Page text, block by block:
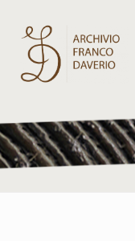
Archivio
Franco
Daverio